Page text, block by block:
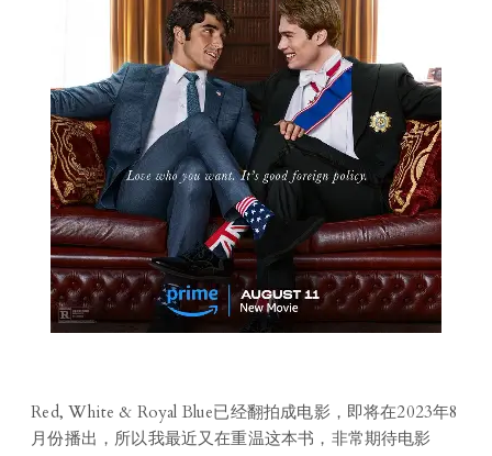
Red, White & Royal Blue已经翻拍成电影，即将在2023年8
月份播出，所以我最近又在重温这本书，非常期待电影